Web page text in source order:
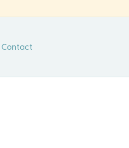
Contact